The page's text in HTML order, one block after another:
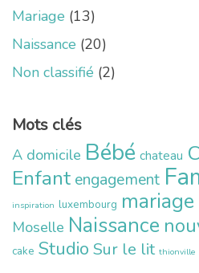
Mariage (13)
Naissance (20)
Non classifié (2)
Mots clés
A domicile Bébé chateau
Enfant engagement
inspiration luxembourg mariage
Moselle Naissance
cake Studio Sur le lit thionville